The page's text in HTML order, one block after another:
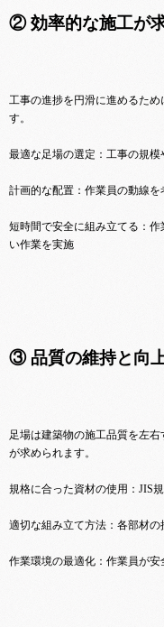
② 効率的な施工が
工事の進捗を円滑に進めるた
す。
最適な足場の選定：工事の規
計画的な配置：作業員の動線
短時間で安全に組み立てる：
い作業を実施
③ 品質の維持と向
足場は建築物の施工品質を左右
が求められます。
規格に合った資材の使用：JIS
適切な組み立て方法：各部材
作業環境の最適化：作業員が